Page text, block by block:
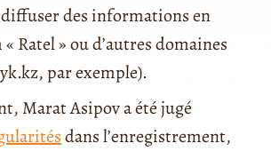
des informations en
Ratel » ou d’autres domaines
par exemple).
Marat Asipov a été jugé
dans l’enregistrement,